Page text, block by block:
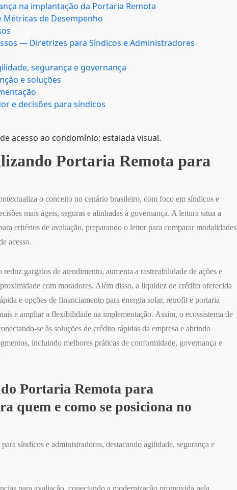
na implantação da Portaria Remota
de Desempenho
— Diretrizes para Síndicos e Administradores
segurança e governança
e soluções
e decisões para síndicos
acesso ao condomínio; estaiada visual.
Portaria Remota para
o conceito no cenário brasileiro, com foco em síndicos e
mais ágeis, seguras e alinhadas à governança. A leitura situa a
critérios de avaliação, preparando o leitor para comparar modalidades
acesso.
gargalos de atendimento, aumenta a rastreabilidade de ações e
com moradores. Além disso, a liquidez de crédito oferecida
e opções de financiamento para energia solar, retrofit e portaria
e ampliar a flexibilidade na implementação. Assim, o ecossistema de
se às soluções de crédito rápidas da empresa e abrindo
incluindo melhores práticas de conformidade, governança e
Portaria Remota para
quem e como se posiciona no
síndicos e administradoras, destacando agilidade, segurança e
para avaliação, conectando a modernização promovida pela